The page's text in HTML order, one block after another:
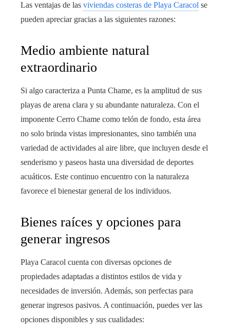
Las ventajas de las viviendas costeras de Playa Caracol se
pueden apreciar gracias a las siguientes razones:
Medio ambiente natural
extraordinario
Si algo caracteriza a Punta Chame, es la amplitud de sus
playas de arena clara y su abundante naturaleza. Con el
imponente Cerro Chame como telón de fondo, esta área
no solo brinda vistas impresionantes, sino también una
variedad de actividades al aire libre, que incluyen desde el
senderismo y paseos hasta una diversidad de deportes
acuáticos. Este continuo encuentro con la naturaleza
favorece el bienestar general de los individuos.
Bienes raíces y opciones para
generar ingresos
Playa Caracol cuenta con diversas opciones de
propiedades adaptadas a distintos estilos de vida y
necesidades de inversión. Además, son perfectas para
generar ingresos pasivos. A continuación, puedes ver las
opciones disponibles y sus cualidades: